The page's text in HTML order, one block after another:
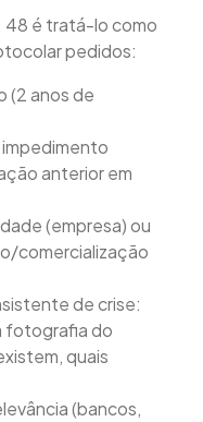
48 é tratá-lo como
pedidos:
(2 anos de
anterior em
(empresa) ou
comercialização
de crise:
fotografia do
quais
(bancos,